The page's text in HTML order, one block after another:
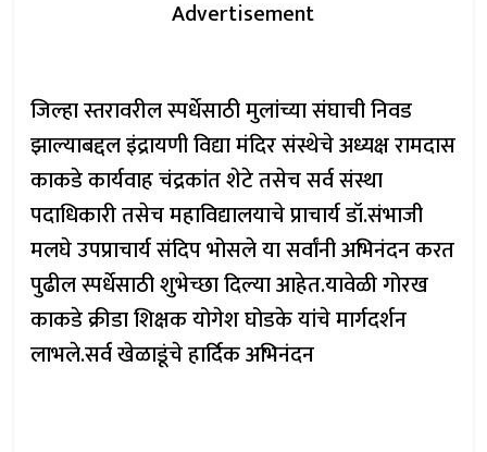
Advertisement
जिल्हा स्तरावरील स्पर्धेसाठी मुलांच्या संघाची निवड
झाल्याबद्दल इंद्रायणी विद्या मंदिर संस्थेचे अध्यक्ष रामदास
काकडे कार्यवाह चंद्रकांत शेटे तसेच सर्व संस्था
पदाधिकारी तसेच महाविद्यालयाचे प्राचार्य डॉ.संभाजी
मलघे उपप्राचार्य संदिप भोसले या सर्वांनी अभिनंदन करत
पुढील स्पर्धेसाठी शुभेच्छा दिल्या आहेत.यावेळी गोरख
काकडे क्रीडा शिक्षक योगेश घोडके यांचे मार्गदर्शन
लाभले.सर्व खेळाडूंचे हार्दिक अभिनंदन